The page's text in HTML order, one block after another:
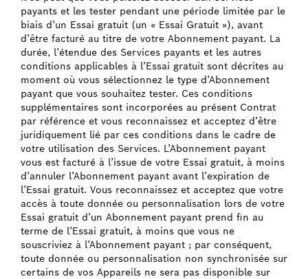
payants et les tester pendant une période limitée par le
biais d’un Essai gratuit (un « Essai Gratuit »), avant
d’être facturé au titre de votre Abonnement payant. La
durée, l’étendue des Services payants et les autres
conditions applicables à l’Essai gratuit sont décrites au
moment où vous sélectionnez le type d’Abonnement
payant que vous souhaitez tester. Ces conditions
supplémentaires sont incorporées au présent Contrat
par référence et vous reconnaissez et acceptez d’être
juridiquement lié par ces conditions dans le cadre de
votre utilisation des Services. L’Abonnement payant
vous est facturé à l’issue de votre Essai gratuit, à moins
d’annuler l’Abonnement payant avant l’expiration de
l’Essai gratuit. Vous reconnaissez et acceptez que votre
accès à toute donnée ou personnalisation lors de votre
Essai gratuit d’un Abonnement payant prend fin au
terme de l’Essai gratuit, à moins que vous ne
souscriviez à l’Abonnement payant ; par conséquent,
toute donnée ou personnalisation non synchronisée sur
certains de vos Appareils ne sera pas disponible sur